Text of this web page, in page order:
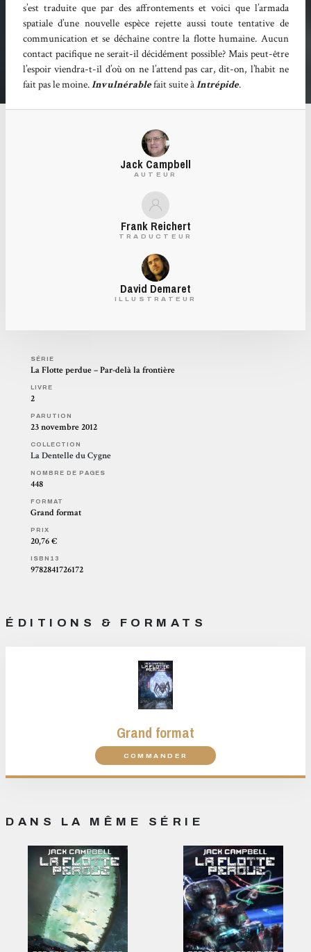
s’est traduite que par des affrontements et voici que l’armada
spatiale d’une nouvelle espèce rejette aussi toute tentative de
communication et se déchaîne contre la flotte humaine. Aucun
contact pacifique ne serait-il décidément possible? Mais peut-être
l’espoir viendra-t-il d’où on ne l’attend pas car, dit-on, l’habit ne
fait pas le moine.Invulnérablefait suite àIntrépide.
Jack Campbell
AUTEUR
Frank Reichert
TRADUCTEUR
David Demaret
ILLUSTRATEUR
SÉRIE
La Flotte perdue – Par-delà la frontière
LIVRE
2
PARUTION
23 novembre 2012
COLLECTION
La Dentelle du Cygne
NOMBRE DE PAGES
448
FORMAT
Grand format
PRIX
20,76 €
ISBN13
9782841726172
ÉDITIONS & FORMATS
Grand format
COMMANDER
DANS LA MÊME SÉRIE